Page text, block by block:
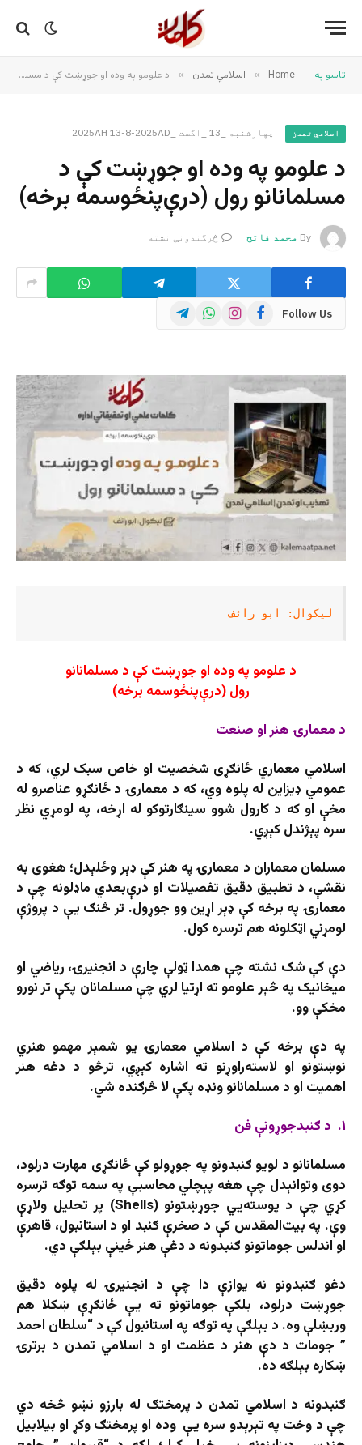
تاسو په Home
» اسلامي تمدن » د علومو په وده او جوړښت کې د مسلمانانو رول (درې‌پنځوسمه برخه)
اسلامي تمدن چهارشنبه _13 _اگست _2025AH 13-8-2025AD
د علومو په وده او جوړښت کې د
مسلمانانو رول (درې‌پنځوسمه برخه)
By محمد فاتح څرگندونې نشته
Follow Us
Facebook
Instagram
WhatsApp
Telegram
ليکوال: ابو رائف
د علومو په وده او جوړښت کې د مسلمانانو
رول(درې‌پنځوسمه برخه)
د معمارۍ هنر او صنعت
اسلامي معماري ځانګړی شخصیت او خاص سبک لري، که د
عمومي ډیزاین له پلوه وي، که د معمارۍ د ځانګړو عناصرو له
مخې او که د کارول شوو سینګارتوکو له اړخه، په لومړي نظر
سره پېژندل کېږي.
مسلمان معماران د معمارۍ په هنر کې ډېر وځلېدل؛ هغوی به
نقشې، د تطبیق دقیق تفصیلات او درې‌بعدي ماډلونه چې د
معمارۍ په برخه کې ډېر اړین وو جوړول. تر څنګ یې د پروژې
لومړني اټکلونه هم ترسره کول.
دې کې شک نشته چې همدا ټولې چارې د انجنیرۍ، ریاضي او
میخانیک په څېر علومو ته اړتیا لري چې مسلمانان پکې تر نورو
مخکې وو.
په دې برخه کې د اسلامي معمارۍ یو شمېر مهمو هنري
نوښتونو او لاسته‌راوړنو ته اشاره کېږي، ترڅو د دغه هنر
اهمیت او د مسلمانانو ونډه پکې لا څرګنده شي.
۱. د ګنبدجوړونې فن
مسلمانانو د لویو ګنبدونو په جوړولو کې ځانګړی مهارت درلود،
دوی وتوانېدل چې هغه پېچلي محاسبې په سمه توګه ترسره
کړي چې د پوسته‌يي جوړښتونو (Shells) پر تحلیل ولاړې
وې. په بیت‌المقدس کې د صخرې ګنبد او د استانبول، قاهرې
او اندلس جوماتونو ګنبدونه د دغې هنر ځینې بېلګې دي.
دغو ګنبدونو نه ‌يوازې دا چې د انجنیرۍ له پلوه دقیق
جوړښت درلود، بلکې جوماتونو ته یې ځانګړې ښکلا هم
وربښلې وه. د بېلګې په توګه په استانبول کې د “سلطان احمد
” جومات د دې هنر د عظمت او د اسلامي تمدن د برترۍ
ښکاره بېلګه ده.
ګنبدونه د اسلامي تمدن د پرمختګ له بارزو نښو څخه دي
چې د وخت په تېرېدو سره یې وده او پرمختګ وکړ او بیلابیل